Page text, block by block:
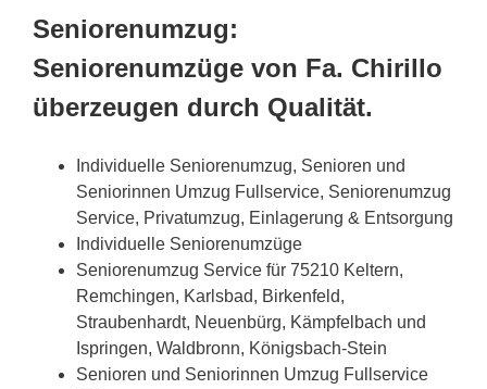
Seniorenumzug:
Seniorenumzüge von Fa. Chirillo
überzeugen durch Qualität.
Individuelle Seniorenumzug, Senioren und
Seniorinnen Umzug Fullservice, Seniorenumzug
Service, Privatumzug, Einlagerung & Entsorgung
Individuelle Seniorenumzüge
Seniorenumzug Service für 75210 Keltern,
Remchingen, Karlsbad, Birkenfeld,
Straubenhardt, Neuenbürg, Kämpfelbach und
Ispringen, Waldbronn, Königsbach-Stein
Senioren und Seniorinnen Umzug Fullservice